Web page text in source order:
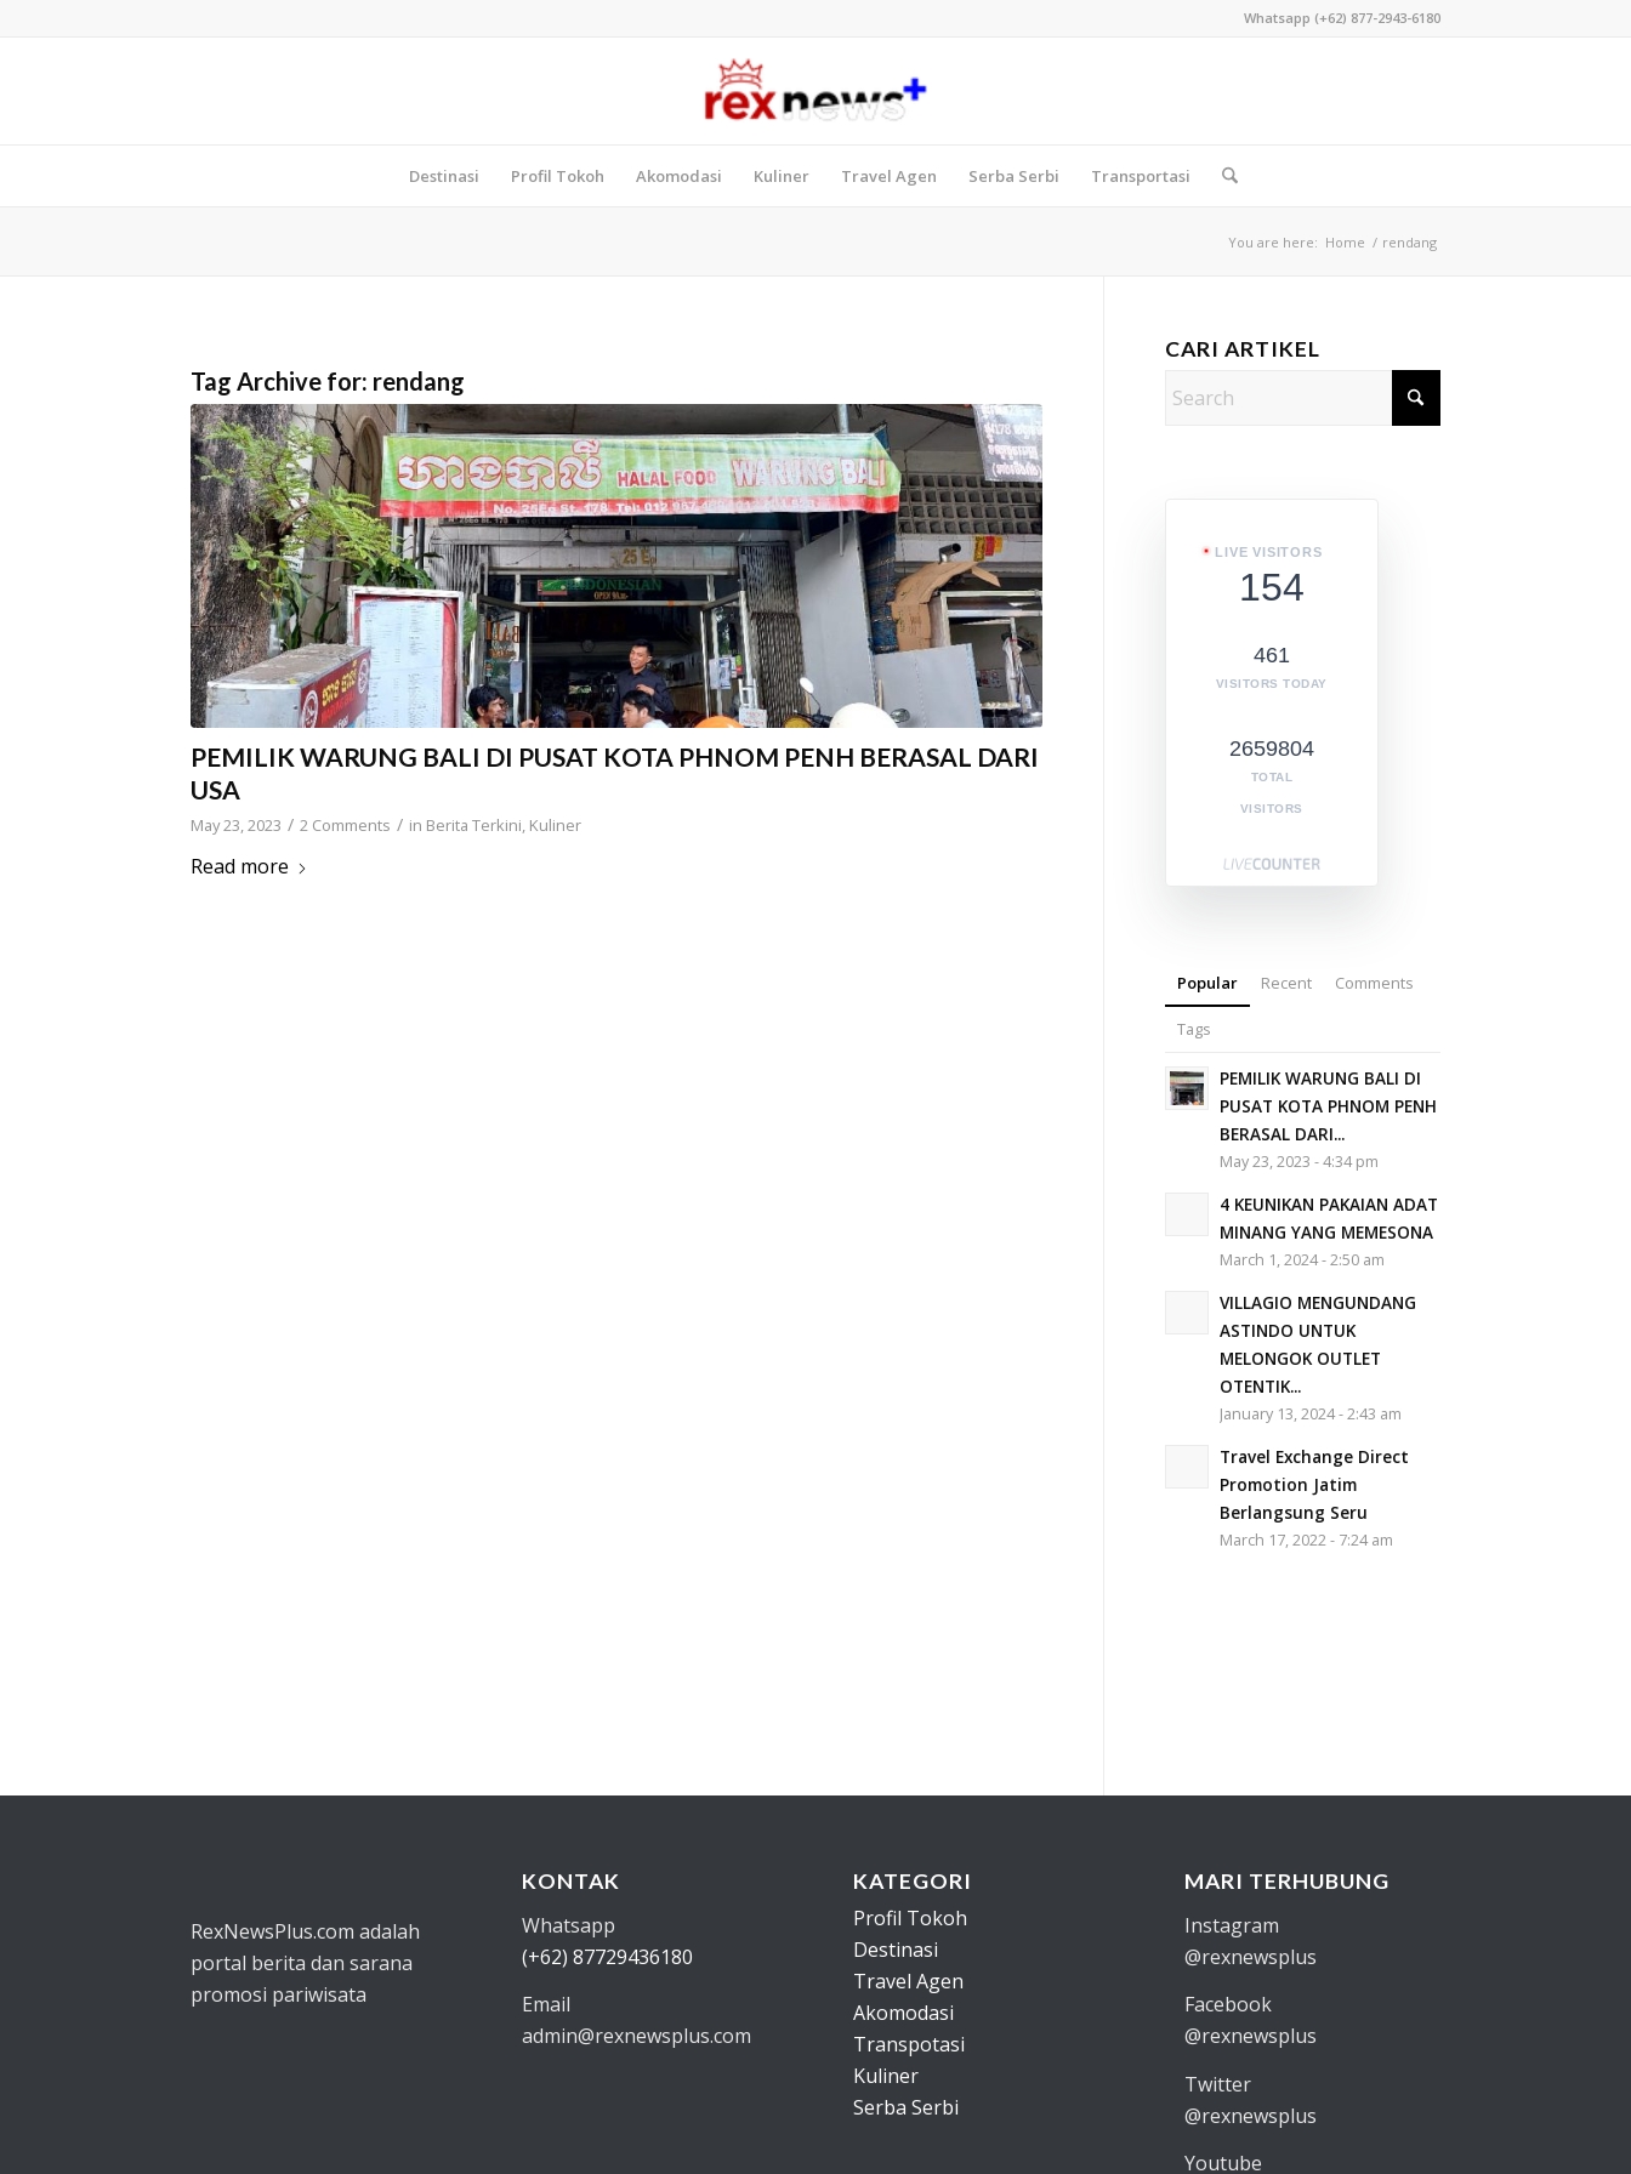
Whatsapp (+62) 877-2943-6180
Destinasi Profil Tokoh Akomodasi Kuliner Travel Agen Serba Serbi Transportasi
You are here: Home / rendang
Tag Archive for: rendang
PEMILIK WARUNG BALI DI PUSAT KOTA PHNOM PENH BERASAL DARI
USA
May 23, 2023 / 2 Comments / in Berita Terkini, Kuliner
Read more
CARI ARTIKEL
LIVE VISITORS
154
461
VISITORS TODAY
2659804
TOTAL
VISITORS
Popular Recent Comments
Tags
PEMILIK WARUNG BALI DI
PUSAT KOTA PHNOM PENH
BERASAL DARI...
May 23, 2023 - 4:34 pm
4 KEUNIKAN PAKAIAN ADAT
MINANG YANG MEMESONA
March 1, 2024 - 2:50 am
VILLAGIO MENGUNDANG
ASTINDO UNTUK
MELONGOK OUTLET
OTENTIK...
January 13, 2024 - 2:43 am
Travel Exchange Direct
Promotion Jatim
Berlangsung Seru
March 17, 2022 - 7:24 am
RexNewsPlus.com adalah
portal berita dan sarana
promosi pariwisata
KONTAK
Whatsapp
(+62) 87729436180
Email
admin@rexnewsplus.com
KATEGORI
Profil Tokoh
Destinasi
Travel Agen
Akomodasi
Transpotasi
Kuliner
Serba Serbi
MARI TERHUBUNG
Instagram
@rexnewsplus
Facebook
@rexnewsplus
Twitter
@rexnewsplus
Youtube